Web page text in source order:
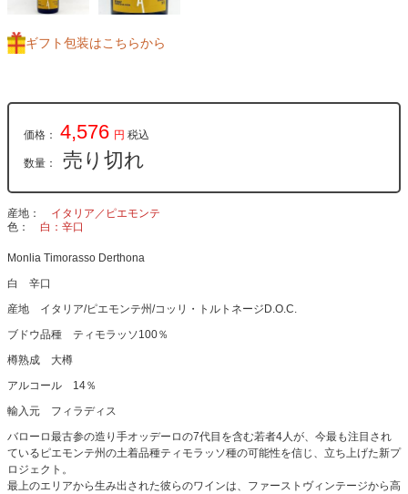
ギフト包装はこちらから
価格： 4,576 円 税込
数量： 売り切れ
産地
イタリア／ピエモンテ
色
白：辛口
Monlia Timorasso Derthona
白 辛口
産地 イタリア/ピエモンテ州/コッリ・トルトネージD.O.C.
ブドウ品種 ティモラッソ100％
樽熟成 大樽
アルコール 14％
輸入元 フィラディス
バローロ最古参の造り手オッデーロの7代目を含む若者4人が、今最も注目され
ているピエモンテ州の土着品種ティモラッソ種の可能性を信じ、立ち上げた新プ
ロジェクト。
最上のエリアから生み出された彼らのワインは、ファーストヴィンテージから高